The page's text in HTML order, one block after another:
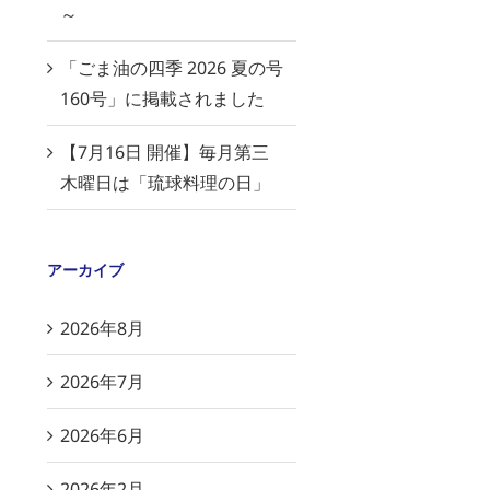
～
「ごま油の四季 2026 夏の号
160号」に掲載されました
【7月16日 開催】毎月第三
木曜日は「琉球料理の日」
アーカイブ
2026年8月
2026年7月
2026年6月